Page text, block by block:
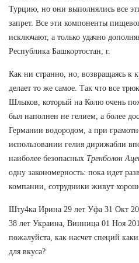
Турцию, но они выполнялись все
запрет. Все эти компоненты
исключают, а только удачно
Республика Башкортостан, г.
Как ни странно, но, возвращаясь к
делает то же самое. Так что все
Шлыков, который на Колю очень
был наполнен не гелием, а более
Германии водородом, а при
использовании гелия дирижабли
наиболее безопасных Тренболон
одну закономерность: пока идет
компании, сотрудники живут
Шту4ка Ирина 29 лет Уфа 31 Окт
38 лет Украина, Винница 01 Ноя
пожалуйста, как насчет специй
для вкуса?